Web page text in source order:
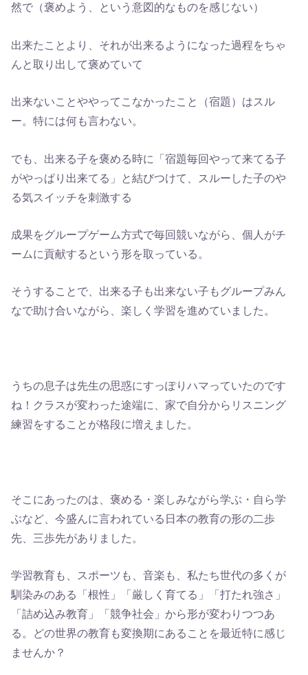
然で（褒めよう、という意図的なものを感じない）
出来たことより、それが出来るようになった過程をちゃ
んと取り出して褒めていて
出来ないことややってこなかったこと（宿題）はスル
ー。特には何も言わない。
でも、出来る子を褒める時に「宿題毎回やって来てる子
がやっぱり出来てる」と結びつけて、スルーした子のや
る気スイッチを刺激する
成果をグループゲーム方式で毎回競いながら、個人がチ
ームに貢献するという形を取っている。
そうすることで、出来る子も出来ない子もグループみん
なで助け合いながら、楽しく学習を進めていました。
うちの息子は先生の思惑にすっぽりハマっていたのです
ね！クラスが変わった途端に、家で自分からリスニング
練習をすることが格段に増えました。
そこにあったのは、褒める・楽しみながら学ぶ・自ら学
ぶなど、今盛んに言われている日本の教育の形の二歩
先、三歩先がありました。
学習教育も、スポーツも、音楽も、私たち世代の多くが
馴染みのある「根性」「厳しく育てる」「打たれ強さ」
「詰め込み教育」「競争社会」から形が変わりつつあ
る。どの世界の教育も変換期にあることを最近特に感じ
ませんか？